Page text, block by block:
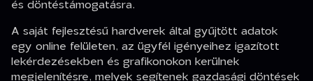
A saját fejlesztésű hardverek által gyűjtött adatok
egy online felületen, az ügyfél igényeihez igazított
lekérdezésekben és grafikonokon kerülnek
megjelenítésre, melyek segítenek gazdasági döntések